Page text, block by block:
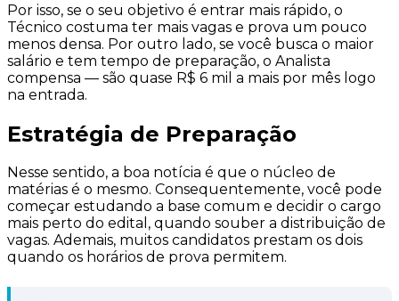
Por isso, se o seu objetivo é entrar mais rápido, o
Técnico costuma ter mais vagas e prova um pouco
menos densa. Por outro lado, se você busca o maior
salário e tem tempo de preparação, o Analista
compensa — são quase R$ 6 mil a mais por mês logo
na entrada.
Estratégia de Preparação
Nesse sentido, a boa notícia é que o núcleo de
matérias é o mesmo. Consequentemente, você pode
começar estudando a base comum e decidir o cargo
mais perto do edital, quando souber a distribuição de
vagas. Ademais, muitos candidatos prestam os dois
quando os horários de prova permitem.